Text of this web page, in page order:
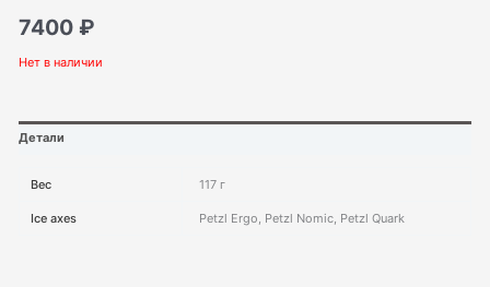
7400 ₽
Нет в наличии
Детали
Вес 117 г
Ice axes Petzl Ergo, Petzl Nomic, Petzl Quark